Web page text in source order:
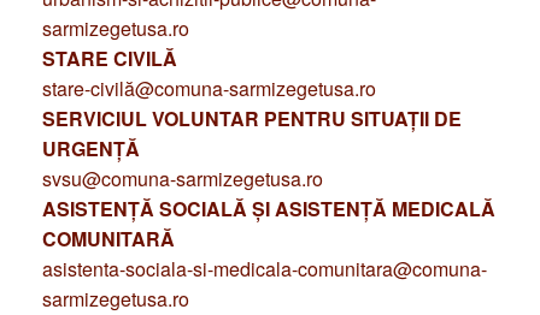
sarmizegetusa.ro
STARE CIVILĂ
stare-civilă@comuna-sarmizegetusa.ro
SERVICIUL VOLUNTAR PENTRU SITUAȚII DE
URGENȚĂ
svsu@comuna-sarmizegetusa.ro
ASISTENȚĂ SOCIALĂ ȘI ASISTENȚĂ MEDICALĂ
COMUNITARĂ
asistenta-sociala-si-medicala-comunitara@comuna-
sarmizegetusa.ro